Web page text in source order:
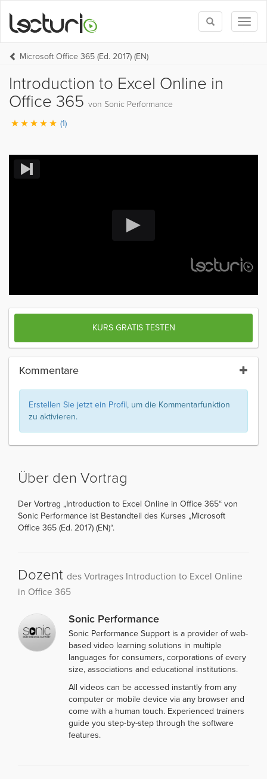
Toggle
search
Microsoft Office 365 (Ed. 2017) (EN)
Introduction to Excel Online in
Office 365 von Sonic Performance
(1)
KURS GRATIS TESTEN
Kommentare
Erstellen Sie jetzt ein Profil, um die Kommentarfunktion
zu aktivieren.
Über den Vortrag
Der Vortrag „Introduction to Excel Online in Office 365“ von
Sonic Performance ist Bestandteil des Kurses „Microsoft
Office 365 (Ed. 2017) (EN)“.
Dozent des Vortrages Introduction to Excel Online
in Office 365
Sonic Performance
Sonic Performance Support is a provider of web-
based video learning solutions in multiple
languages for consumers, corporations of every
size, associations and educational institutions.
All videos can be accessed instantly from any
computer or mobile device via any browser and
come with a human touch. Experienced trainers
guide you step-by-step through the software
features.